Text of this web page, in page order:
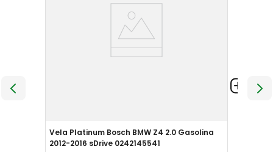
Vela Platinum Bosch BMW Z4 2.0 Gasolina
2012-2016 sDrive 0242145541